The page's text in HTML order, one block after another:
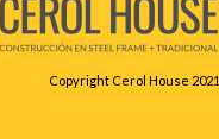
Copyright Cerol House 2021